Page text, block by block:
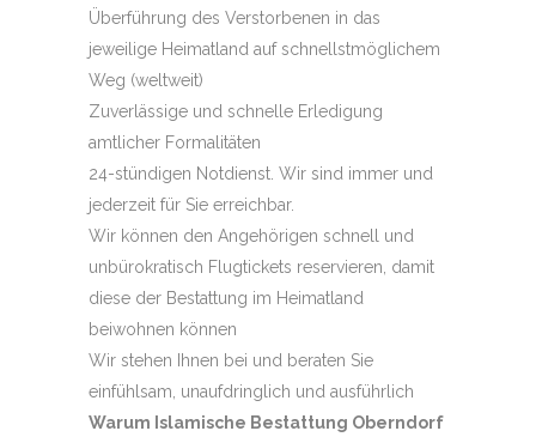
Überführung des Verstorbenen in das
jeweilige Heimatland auf schnellstmöglichem
Weg (weltweit)
Zuverlässige und schnelle Erledigung
amtlicher Formalitäten
24-stündigen Notdienst. Wir sind immer und
jederzeit für Sie erreichbar.
Wir können den Angehörigen schnell und
unbürokratisch Flugtickets reservieren, damit
diese der Bestattung im Heimatland
beiwohnen können
Wir stehen Ihnen bei und beraten Sie
einfühlsam, unaufdringlich und ausführlich
Warum Islamische Bestattung Oberndorf